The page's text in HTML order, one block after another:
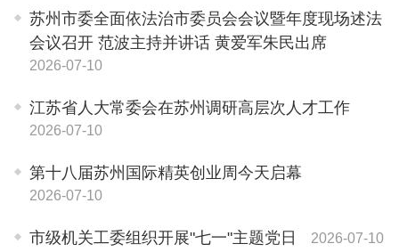
定，研究部署市委换届工作。
苏州市委全面依法治市委员会会议暨年度现场述法
会议召开 范波主持并讲话 黄爱军朱民出席
2026-07-10
江苏省人大常委会在苏州调研高层次人才工作
2026-07-10
第十八届苏州国际精英创业周今天启幕
2026-07-10
市级机关工委组织开展"七一"主题党日 2026-07-10